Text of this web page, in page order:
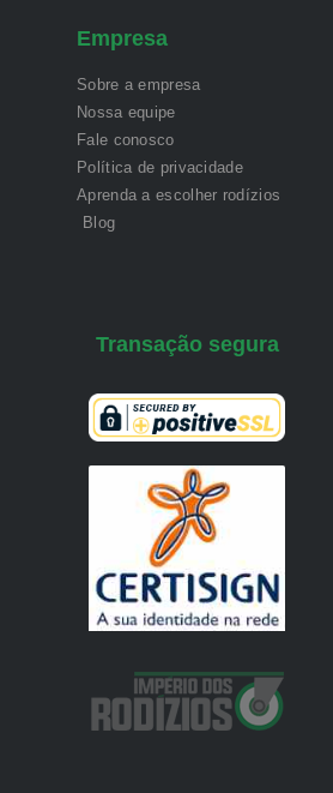
Empresa
Sobre a empresa
Nossa equipe
Fale conosco
Política de privacidade
Aprenda a escolher rodízios
Blog
Transação segura